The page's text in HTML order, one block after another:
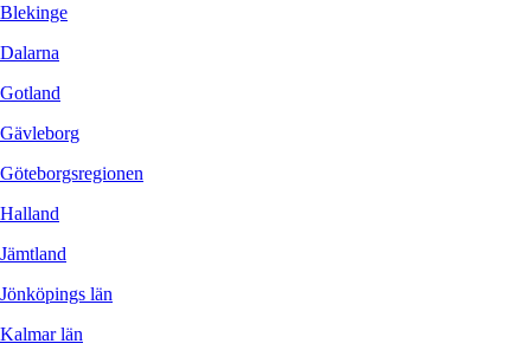
Blekinge
Dalarna
Gotland
Gävleborg
Göteborgsregionen
Halland
Jämtland
Jönköpings län
Kalmar län